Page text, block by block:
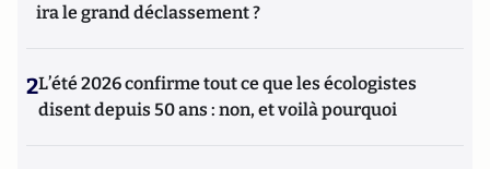
ira le grand déclassement ?
2L’été 2026 confirme tout ce que les écologistes
disent depuis 50 ans : non, et voilà pourquoi